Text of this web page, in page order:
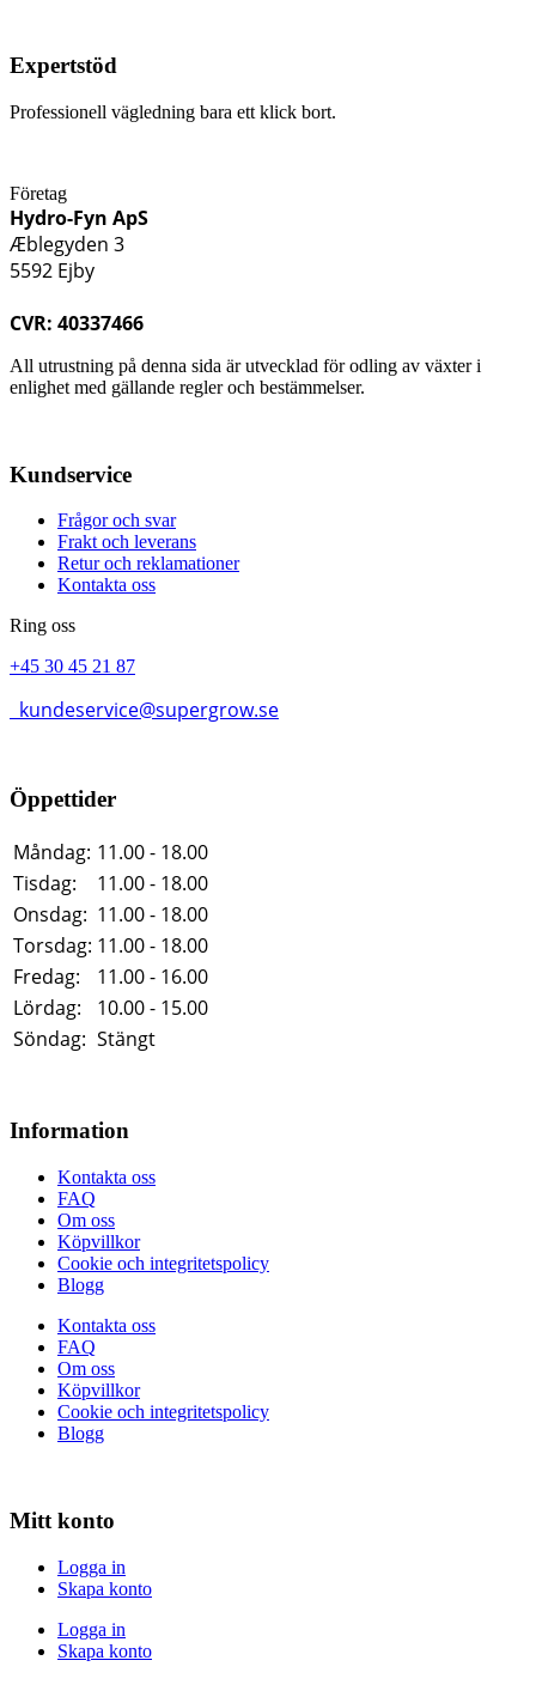
Expertstöd
Professionell vägledning bara ett klick bort.
Företag
Hydro-Fyn ApS
Æblegyden 3
5592 Ejby
CVR: 40337466
All utrustning på denna sida är utvecklad för odling av växter i
enlighet med gällande regler och bestämmelser.
Kundservice
Frågor och svar
Frakt och leverans
Retur och reklamationer
Kontakta oss
Ring oss
+45 30 45 21 87
kundeservice@supergrow.se
Öppettider
Måndag: 11.00 - 18.00
Tisdag:
11.00 - 18.00
Onsdag: 11.00 - 18.00
Torsdag: 11.00 - 18.00
Fredag:
11.00 - 16.00
Lördag:
10.00 - 15.00
Söndag: Stängt
Information
Kontakta oss
FAQ
Om oss
Köpvillkor
Cookie och integritetspolicy
Blogg
Kontakta oss
FAQ
Om oss
Köpvillkor
Cookie och integritetspolicy
Blogg
Mitt konto
Logga in
Skapa konto
Logga in
Skapa konto